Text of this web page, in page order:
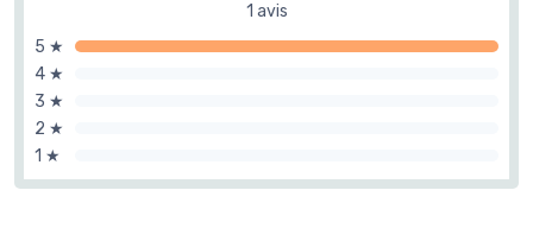
1 avis
5 ★
4 ★
3 ★
2 ★
1 ★